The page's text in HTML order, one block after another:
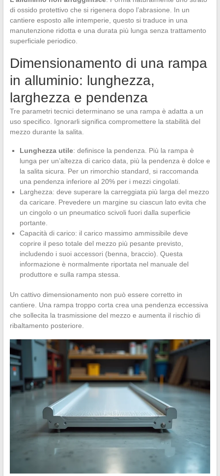
di ossido protettivo che si rigenera dopo l’abrasione. In un
cantiere esposto alle intemperie, questo si traduce in una
manutenzione ridotta e una durata più lunga senza trattamento
superficiale periodico.
Dimensionamento di una rampa
in alluminio: lunghezza,
larghezza e pendenza
Tre parametri tecnici determinano se una rampa è adatta a un
uso specifico. Ignorarli significa compromettere la stabilità del
mezzo durante la salita.
Lunghezza utile: definisce la pendenza. Più la rampa è
lunga per un’altezza di carico data, più la pendenza è dolce e
la salita sicura. Per un rimorchio standard, si raccomanda
una pendenza inferiore al 20% per i mezzi cingolati.
Larghezza: deve superare la carreggiata più larga del mezzo
da caricare. Prevedere un margine su ciascun lato evita che
un cingolo o un pneumatico scivoli fuori dalla superficie
portante.
Capacità di carico: il carico massimo ammissibile deve
coprire il peso totale del mezzo più pesante previsto,
includendo i suoi accessori (benna, braccio). Questa
informazione è normalmente riportata nel manuale del
produttore e sulla rampa stessa.
Un cattivo dimensionamento non può essere corretto in
cantiere. Una rampa troppo corta crea una pendenza eccessiva
che sollecita la trasmissione del mezzo e aumenta il rischio di
ribaltamento posteriore.